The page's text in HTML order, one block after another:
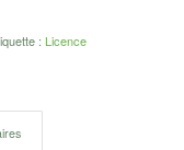
: Licence